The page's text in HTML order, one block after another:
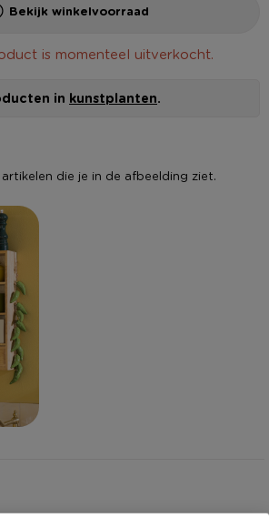
Bekijk winkelvoorraad
is momenteel uitverkocht.
in kunstplanten.
die je in de afbeelding ziet.